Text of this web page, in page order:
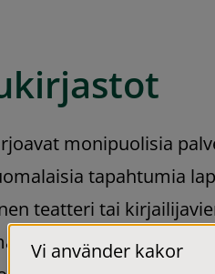
monipuolisia
tapahtumia
teatteri tai
ja lähes 200
Vi använder kakor